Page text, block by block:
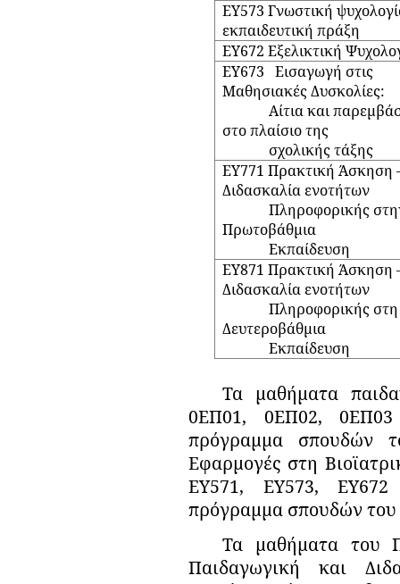
ΕΥ573 Γνωστική
εκπαιδευτική πράξη
ΕΥ672 Εξελικτική
ΕΥ673 Εισαγωγή στις
Μαθησιακές Δυσκολίες:
Αίτια και
στο πλαίσιο της
σχολικής τάξης
ΕΥ771 Πρακτική Άσκηση
Διδασκαλία ενοτήτων
Πληροφορικής
Πρωτοβάθμια
Εκπαίδευση
ΕΥ871 Πρακτική Άσκηση
Διδασκαλία ενοτήτων
Πληροφορικής στη
Δευτεροβάθμια
Εκπαίδευση
Τα μαθήματα
0ΕΠ01, 0ΕΠ02, 0ΕΠ03
πρόγραμμα σπουδών
Εφαρμογές στη
ΕΥ571, ΕΥ573, ΕΥ672
πρόγραμμα σπουδών
Τα μαθήματα του
Παιδαγωγική και